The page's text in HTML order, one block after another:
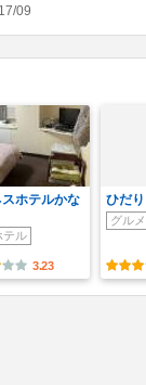
09
スホテルかな
テル
3.23
ひだ
グル